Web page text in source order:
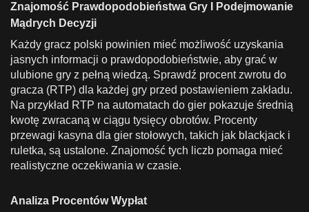
Znajomość Prawdopodobieństwa Gry I Podejmowanie
Mądrych Decyzji
Każdy gracz polski powinien mieć możliwość uzyskania
jasnych informacji o prawdopodobieństwie, aby grać w
ulubione gry z pełną wiedzą. Sprawdź procent zwrotu do
gracza (RTP) dla każdej gry przed postawieniem zakładu.
Na przykład RTP na automatach do gier pokazuje średnią
kwotę zwracaną w ciągu tysięcy obrotów. Procenty
przewagi kasyna dla gier stołowych, takich jak blackjack i
ruletka, są ustalone. Znajomość tych liczb pomaga mieć
realistyczne oczekiwania w czasie.
Analiza Procentów Wypłat